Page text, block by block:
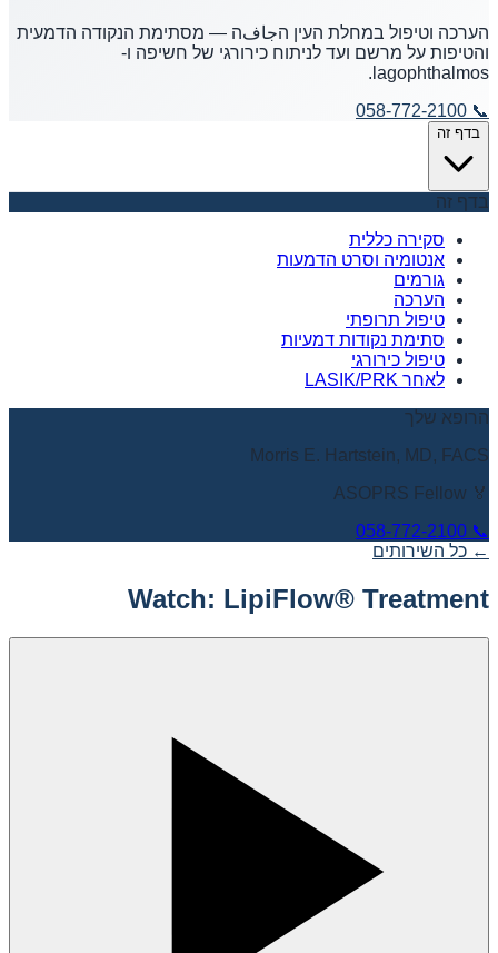
הערכה וטיפול במחלת העין הجافה — מסתימת הנקודה הדמעית
והטיפות על מרשם ועד לניתוח כירורגי של חשיפה ו-
lagophthalmos.
📞
058-772-2100
בדף זה
בדף זה
סקירה כללית
אנטומיה וסרט הדמעות
גורמים
הערכה
טיפול תרופתי
סתימת נקודות דמעיות
טיפול כירורגי
לאחר LASIK/PRK
הרופא שלך
Morris E. Hartstein, MD, FACS
🏅 ASOPRS Fellow
📞
058-772-2100
← כל השירותים
Watch: LipiFlow® Treatment